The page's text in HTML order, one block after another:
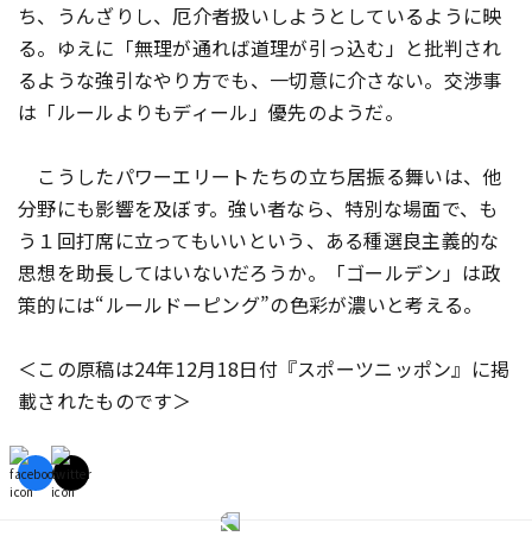
ち、うんざりし、厄介者扱いしようとしているように映
る。ゆえに「無理が通れば道理が引っ込む」と批判され
るような強引なやり方でも、一切意に介さない。交渉事
は「ルールよりもディール」優先のようだ。
こうしたパワーエリートたちの立ち居振る舞いは、他
分野にも影響を及ぼす。強い者なら、特別な場面で、も
う１回打席に立ってもいいという、ある種選良主義的な
思想を助長してはいないだろうか。「ゴールデン」は政
策的には“ルールドーピング”の色彩が濃いと考える。
＜この原稿は24年12月18日付『スポーツニッポン』に掲
載されたものです＞